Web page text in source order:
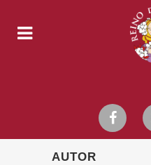
AUTOR